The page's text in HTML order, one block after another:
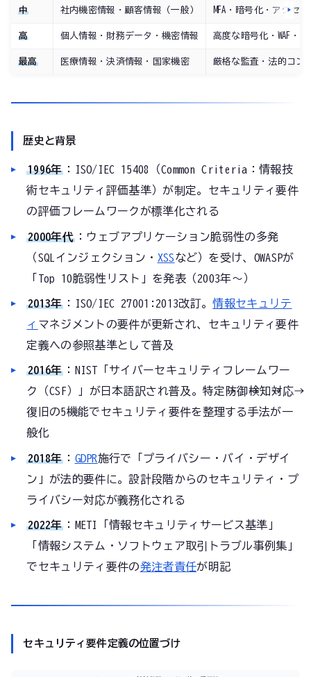
中 社内機密情報・顧客情報（一般） MFA・暗号化・アクセ
高 個人情報・財務データ・機密情報 高度な暗号化・WAF・
最高 医療情報・決済情報・国家機密 厳格な監査・法的コン
歴史と背景
1996年 ：ISO/IEC 15408（Common Criteria：情報技
術セキュリティ評価基準）が制定。セキュリティ要件
の評価フレームワークが標準化される
2000年代：ウェブアプリケーション脆弱性の多発
（SQLインジェクション・ XSSなど）を受け、OWASPが
「Top 10脆弱性リスト」を発表（2003年〜）
2013年 ：ISO/IEC 27001:2013改訂。情報セキュリテ
ィ マネジメントの要件が更新され、セキュリティ要件
定義への参照基準として普及
2016年 ：NIST「サイバーセキュリティフレームワー
ク（CSF）」が日本語訳され普及。特定→防御→検知→対応→
復旧の5機能でセキュリティ要件を整理する手法が一
般化
2018年 ： GDPR施行で「プライバシー・バイ・デザイ
ン」が法的要件に。設計段階からのセキュリティ・プ
ライバシー対応が義務化される
2022年 ：METI「情報セキュリティサービス基準」
「情報システム・ソフトウェア取引トラブル事例集」
でセキュリティ要件の発注者責任が明記
セキュリティ要件定義の位置づけ